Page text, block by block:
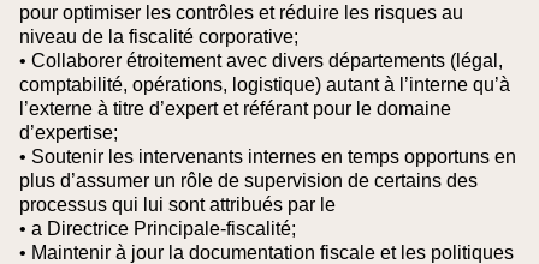
pour optimiser les contrôles et réduire les risques au
niveau de la fiscalité corporative;
• Collaborer étroitement avec divers départements (légal,
comptabilité, opérations, logistique) autant à l’interne qu’à
l’externe à titre d’expert et référant pour le domaine
d’expertise;
• Soutenir les intervenants internes en temps opportuns en
plus d’assumer un rôle de supervision de certains des
processus qui lui sont attribués par le
• a Directrice Principale-fiscalité;
• Maintenir à jour la documentation fiscale et les politiques